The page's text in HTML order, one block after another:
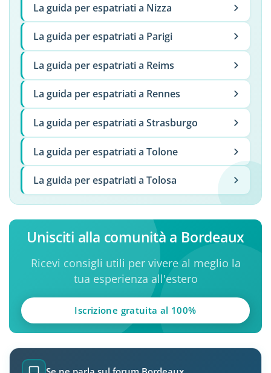
La guida per espatriati a Nizza
La guida per espatriati a Parigi
La guida per espatriati a Reims
La guida per espatriati a Rennes
La guida per espatriati a Strasburgo
La guida per espatriati a Tolone
La guida per espatriati a Tolosa
Unisciti alla comunità a Bordeaux
Ricevi consigli utili per vivere al meglio la
tua esperienza all'estero
Iscrizione gratuita al 100%